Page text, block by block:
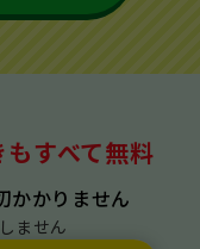
すべて無料
かかりません
ません